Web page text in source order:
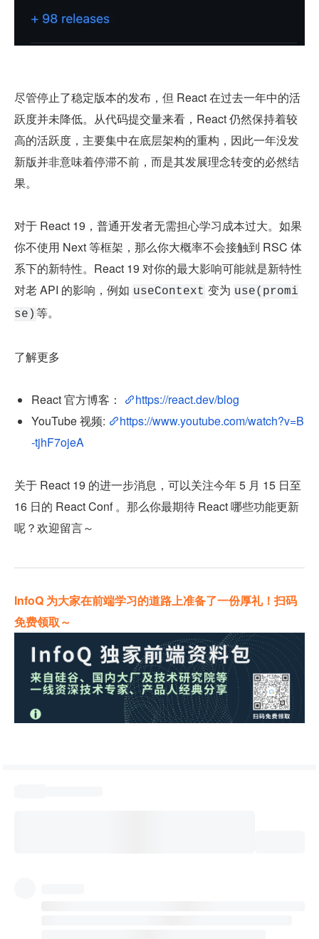
尽管停止了稳定版本的发布，但 React 在过去一年中的活
跃度并未降低。从代码提交量来看，React 仍然保持着较
高的活跃度，主要集中在底层架构的重构，因此一年没发
新版并非意味着停滞不前，而是其发展理念转变的必然结
果。
对于 React 19，普通开发者无需担心学习成本过大。如果
你不使用 Next 等框架，那么你大概率不会接触到 RSC 体
系下的新特性。React 19 对你的最大影响可能就是新特性
对老 API 的影响，例如 useContext 变为 use(promi
se) 等。
了解更多
React 官方博客：
https://react.dev/blog
YouTube 视频:
https://www.youtube.com/watch?v=B
-tjhF7ojeA
关于 React 19 的进一步消息，可以关注今年 5 月 15 日至
16 日的 React Conf 。那么你最期待 React 哪些功能更新
呢？欢迎留言～
InfoQ 为大家在前端学习的道路上准备了一份厚礼！扫码
免费领取～